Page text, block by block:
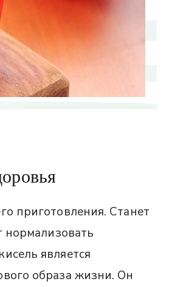
приготовления. Станет
нормализовать
является
образа жизни. Он